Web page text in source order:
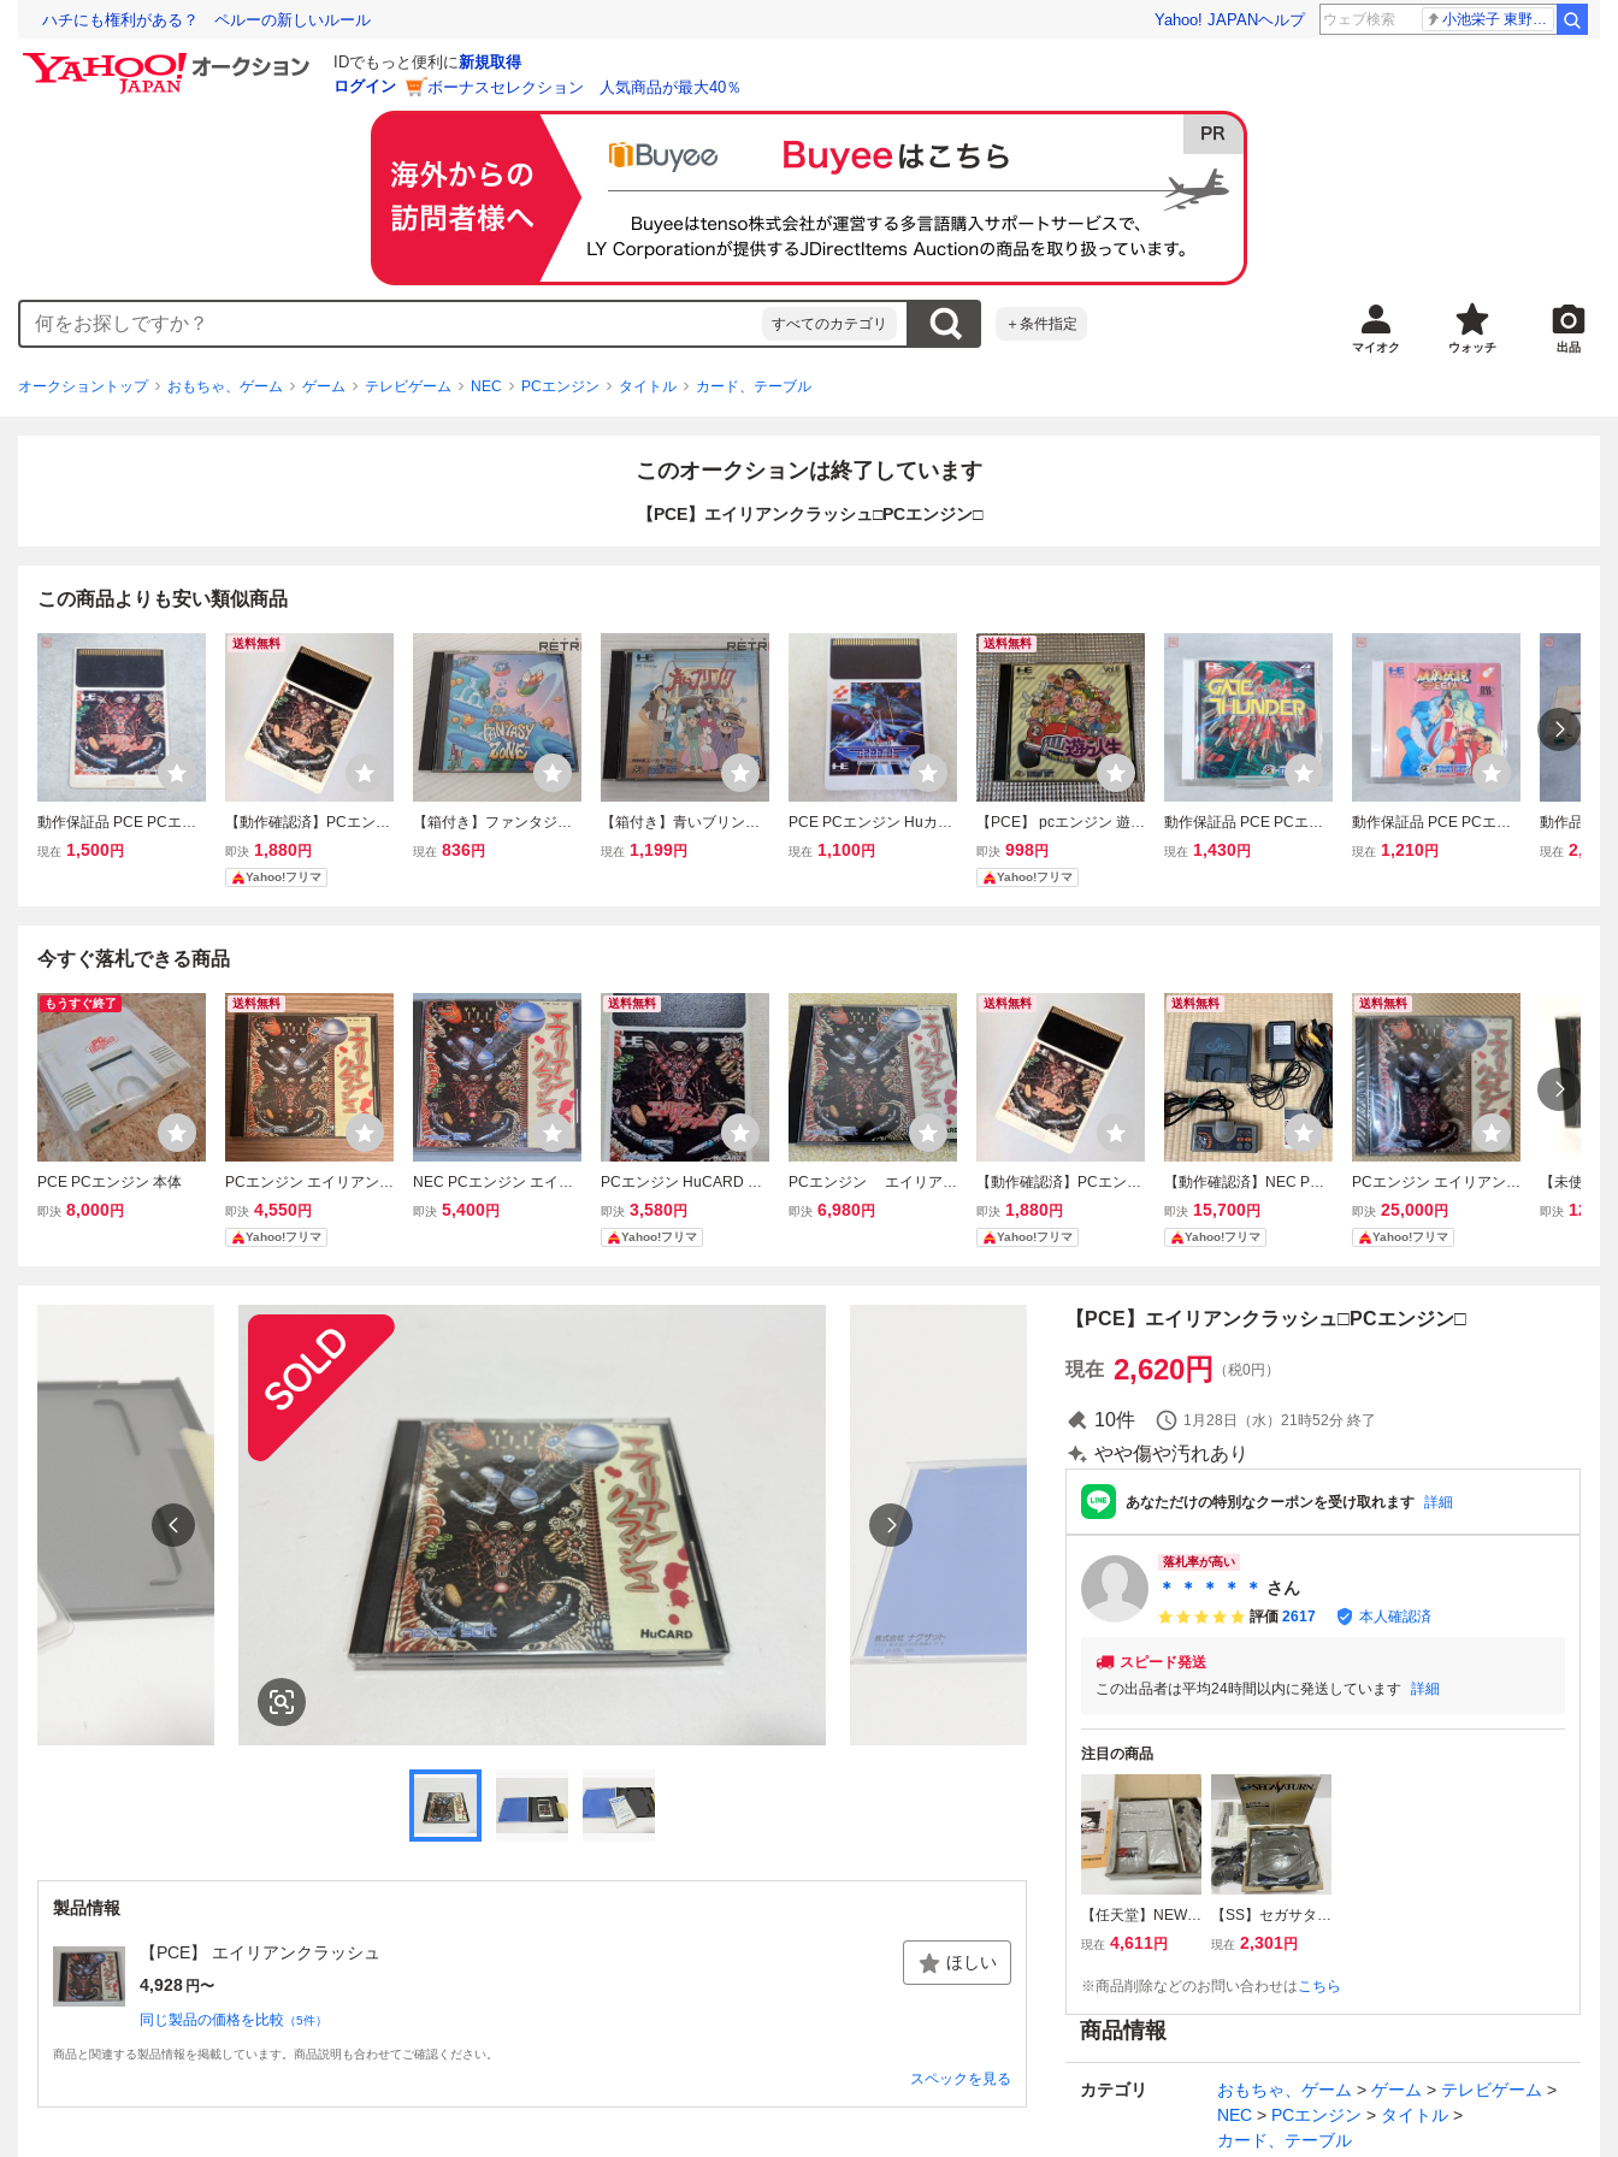
ハチにも権利がある？ ペルーの新しいルール Yahoo! JAPANヘルプ 小池栄子 東野幸治
IDでもっと便利に新規取得
ログイン
ボーナスセレクション 人気商品が最大40％
すべてのカテゴリ ＋条件指定
マイオク ウォッチ 出品
オークショントップ おもちゃ、ゲーム ゲーム テレビゲーム NEC PCエンジン タイトル カード、テーブル
このオークションは終了しています
【PCE】エイリアンクラッシュ□PCエンジン□
この商品よりも安い類似商品
動作保証品 PCE PCエン
ジン Huカード エイリア
現在 1,500円
送料無料
【動作確認済】PCエンジ
ン エイリアンクラッシュ
HuCARD ナグザット
即決 1,880円
Yahoo!フリマ
【箱付き】ファンタジー
ゾーン PCエンジン PCE
現在 836円
【箱付き】青いブリンク
PCエンジン PCE
現在 1,199円
PCE PCエンジン Huカー
ド GRADIUS グラディウ
現在 1,100円
送料無料
【PCE】 pcエンジン 遊々
人生
即決 998円
Yahoo!フリマ
動作保証品 PCE PCエン
ジン SUPER CD-ROM2
現在 1,430円
動作保証品 PCE PCエン
ジン ARCADE CD-ROM2
現在 1,210円
動作品
本体 PI-
現在 2,530
今すぐ落札できる商品
もうすぐ終了
PCE PCエンジン 本体
即決 8,000円
送料無料
PCエンジン エイリアンク
ラッシュ HuCARD ケー
ス・説明書付
即決 4,550円
Yahoo!フリマ
NEC PCエンジン エイリ
アンクラッシュ ALIEN C
即決 5,400円
送料無料
PCエンジン HuCARD エ
イリアンクラッシュ naxa
t soft
即決 3,580円
Yahoo!フリマ
PCエンジン エイリアン
クラッシュ HuCARD
即決 6,980円
送料無料
【動作確認済】PCエンジ
ン エイリアンクラッシュ
HuCARD ナグザット
即決 1,880円
Yahoo!フリマ
送料無料
【動作確認済】NEC PC
エンジンコアグラフィッ
クス CoreGrafxセット
エイリアンクラッシュ付
即決 15,700円
Yahoo!フリマ
送料無料
PCエンジン エイリアンク
ラッシュ naxat soft HuCA
RD
即決 25,000円
Yahoo!フリマ
【未使用
uCARD エ
即決
製品情報
【PCE】 エイリアンクラッシュ
4,928 円〜
同じ製品の価格を比較 （5件）
ほしい
商品と関連する製品情報を掲載しています。商品説明も合わせてご確認ください。
スペックを見る
【PCE】エイリアンクラッシュ□PCエンジン□
現在 2,620円 （税0円）
10件 1月28日（水）21時52分 終了
やや傷や汚れあり
あなただけの特別なクーポンを受け取れます 詳細
落札率が高い
＊ ＊ ＊ ＊ ＊ さん
評価 2617 本人確認済
スピード発送
この出品者は平均24時間以内に発送しています 詳細
注目の商品
【任天堂】NEWフ
ァミコン□本体□
現在 4,611円
【SS】セガサター
ン□本体□SEGA□
現在 2,301円
※商品削除などのお問い合わせはこちら
商品情報
カテゴリ おもちゃ、ゲーム ゲーム
テレビゲーム
NEC
PCエンジン
タイトル
カード、テーブル